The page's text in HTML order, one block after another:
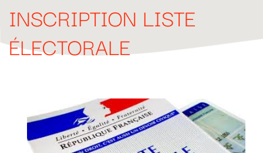
INSCRIPTION LISTE
ÉLECTORALE